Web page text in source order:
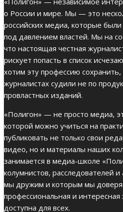
о России и мире. Мы — это
российских медиа, которые
под давлением властей. Мы на
что настоящая честная
рискует попасть в список
хотим эту профессию
журналистах судили не по
провластных изданий.
«Полигон» — не просто медиа,
которой можно учиться на
публиковать не только свои
видео, но и материалы наших
занимается в медиа-школе
колумнистов, расследователей
мы дружим и которым мы
профессиональная и интересная
доступна для всех.